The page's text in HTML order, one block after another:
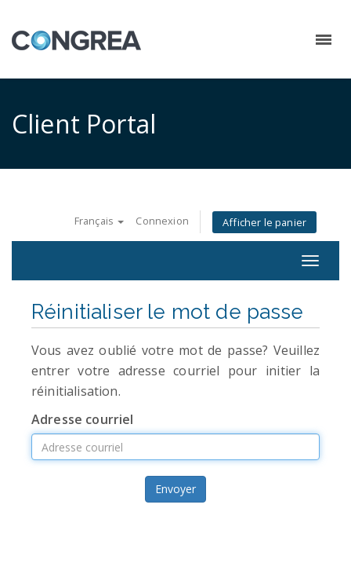
Client Portal
Français Connexion Afficher le panier
Toggle
Réinitialiser le mot de passe
Vous avez oublié votre mot de passe? Veuillez
entrer votre adresse courriel pour initier la
réinitialisation.
Adresse courriel
Envoyer